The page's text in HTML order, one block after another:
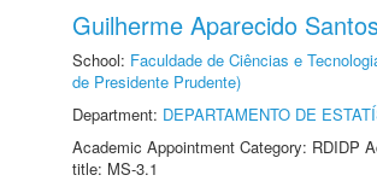
Guilherme Aparecido
School: Faculdade de Ciências e
de Presidente Prudente)
Department: DEPARTAMENTO DE
Academic Appointment Category: RDIDP
title: MS-3.1